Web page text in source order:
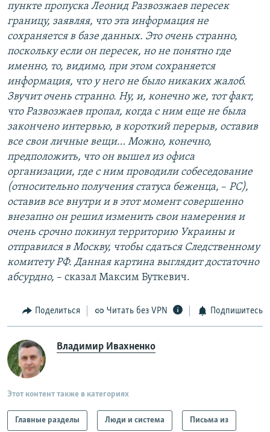
пункте пропуска Леонид Развозжаев пересек
границу, заявляя, что эта информация не
сохраняется в базе данных. Это очень странно,
поскольку если он пересек, но не понятно где
именно, то, видимо, при этом сохраняется
информация, что у него не было никаких жалоб.
Звучит очень странно. Ну, и, конечно же, тот факт,
что Развозжаев пропал, когда с ним еще не была
закончено интервью, в короткий перерыв, оставив
все свои личные вещи… Можно, конечно,
предположить, что он вышел из офиса
организации, где с ним проводили собеседование
(относительно получения статуса беженца, – РС),
оставив все внутри и в этот момент совершенно
внезапно он решил изменить свои намерения и
очень срочно покинул территорию Украины и
отправился в Москву, чтобы сдаться Следственному
комитету РФ. Данная картина выглядит достаточно
абсурдно, – сказал Максим Буткевич.
Поделиться Читать без VPN Подпишитесь
Владимир Ивахненко
Этот контент также в категориях
Главные разделы Люди и система Письма из